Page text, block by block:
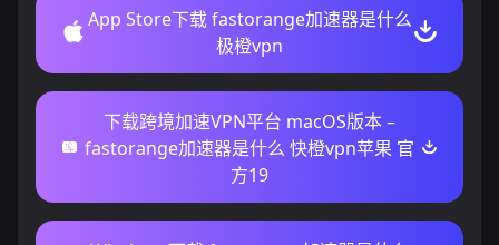
App Store下载 fastorange加速器是什么
极橙vpn
下载跨境加速VPN平台 macOS版本 –
fastorange加速器是什么 快橙vpn苹果 官
方19